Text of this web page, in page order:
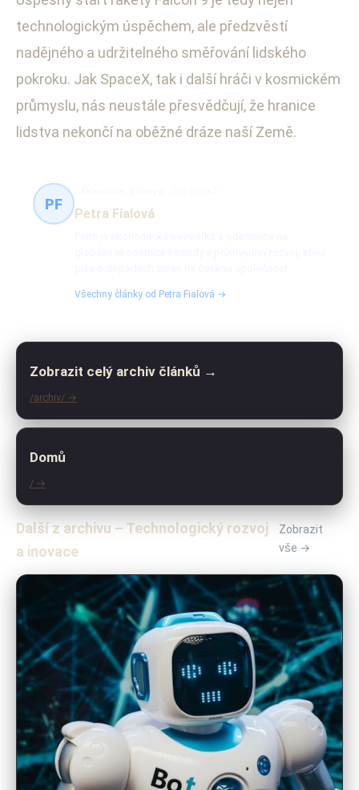
technologickým úspěchem, ale předzvěstí
nadějného a udržitelného směřování lidského
pokroku. Jak SpaceX, tak i další hráči v kosmickém
průmyslu, nás neustále přesvědčují, že hranice
lidstva nekončí na oběžné dráze naší Země.
PF
Petra Fialová
Všechny články od Petra Fialová →
Zobrazit celý archiv článků →
/archiv/ →
Domů
/ →
Další z archivu – Technologický rozvoj
a inovace
Zobrazit
vše →